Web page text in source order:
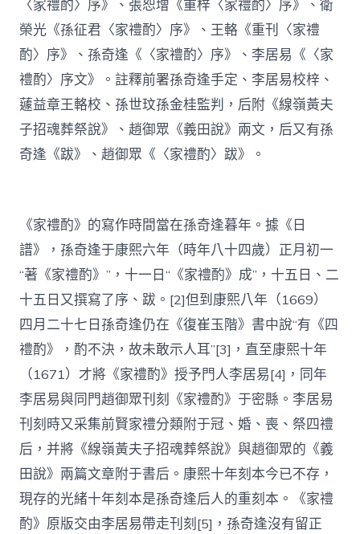
〈家禮酌〉序》、張恕增《重梓〈家禮酌〉序》、衛
榮光《孫征君〈家禮酌〉序》、王輅《重刊〈家禮
酌〉序》、孫奇逢《〈家禮酌〉序》、李居易《〈家
禮酌〉序文》。註釋前署孫奇逢手定、李居易校梓、
蘧益章王輅校、孫世玟孫金桂監判，后附《線嶺黃夫
子招魂葬祭說》、趙御眾《義田說》兩文，后又有孫
奇逢《跋》、趙御眾《〈家禮酌〉跋》。
《家禮酌》的寫作時間當在孫奇逢暮年。據《日
譜》，孫奇逢于康熙六年（時年八十四歲）正月初一
“著《家禮酌》”，十一日“《家禮酌》成”，十五日、二
十五日又撰寫了序、跋。[2]但到康熙八年（1669）
四月二十七日孫奇逢仍在《復崔玉階》書中說“有《四
禮酌》，酌不決，故未敢示人耳”[3]，直至康熙十年
（1671）才將《家禮酌》授予門人李居易[4]，同年
李居易與同門趙御眾刊刻《家禮酌》于密縣。李居易
刊刻時又采集前賢家禮分類附于冠、婚、喪、祭四禮
后，并將《線嶺黃夫子招魂葬祭說》與趙御眾的《義
田說》兩篇文章附于書后。康熙十年刻本今已不存，
現存的光緒十年刻本是孫奇逢后人的重刻本。《家禮
酌》原版交由李居易帶走刊刻[5]，孫奇逢沒有留正